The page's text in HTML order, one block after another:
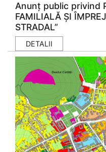
Anunţ public privind
FAMILIALĂ ŞI
STRADAL”
DETALII